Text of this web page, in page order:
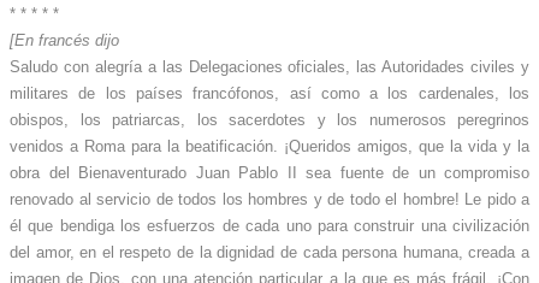
* * * * *
[En francés dijo
Saludo con alegría a las Delegaciones oficiales, las Autoridades civiles y
militares de los países francófonos, así como a los cardenales, los
obispos, los patriarcas, los sacerdotes y los numerosos peregrinos
venidos a Roma para la beatificación. ¡Queridos amigos, que la vida y la
obra del Bienaventurado Juan Pablo II sea fuente de un compromiso
renovado al servicio de todos los hombres y de todo el hombre! Le pido a
él que bendiga los esfuerzos de cada uno para construir una civilización
del amor, en el respeto de la dignidad de cada persona humana, creada a
imagen de Dios, con una atención particular a la que es más frágil. ¡Con